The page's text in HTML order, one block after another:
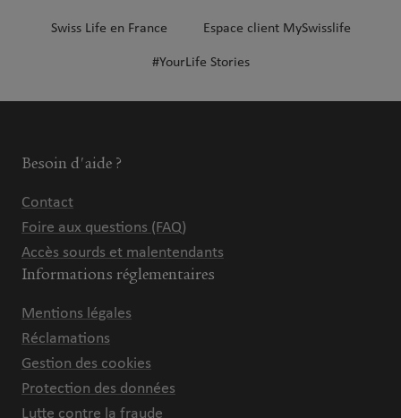
Swiss Life en France Espace client MySwisslife
#YourLife Stories
Besoin d'aide ?
Contact
Foire aux questions (FAQ)
Accès sourds et malentendants
Informations réglementaires
Mentions légales
Réclamations
Gestion des cookies
Protection des données
Lutte contre la fraude